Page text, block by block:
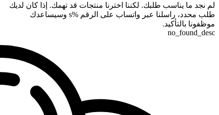
لم نجد ما يناسب طلبك. لكننا اخترنا منتجات قد تهمك. إذا كان لديك
طلب محدد، راسلنا عبر واتساب على الرقم %s وسيساعدك
موظفونا بالتأكيد.
no_found_desc